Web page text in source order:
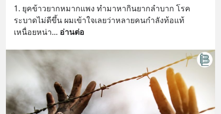
1. ยุคข้าวยากหมากแพง ทำมาหากินยากลำบาก โรค
ระบาดไม่ดีขึ้น ผมเข้าใจเลยว่าหลายคนกำลังท้อแท้
เหนื่อยหน่า... อ่านต่อ